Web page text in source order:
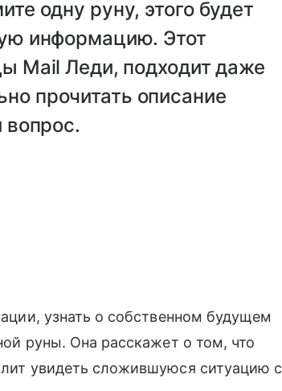
одну руну, этого будет
информацию. Этот
Mail Леди, подходит даже
прочитать описание
вопрос.
узнать о собственном будущем
руны. Она расскажет о том, что
увидеть сложившуюся ситуацию с